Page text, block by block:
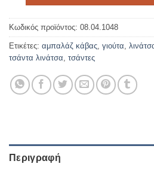
Κωδικός προϊόντος: 08.04.1048
Ετικέτες: αμπαλάζ κάβας, γιούτα,
τσάντα λινάτσα, τσάντες
Περιγραφή